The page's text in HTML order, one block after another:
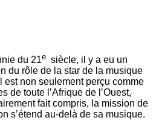
du 21e siècle, il y a eu un
du rôle de la star de la musique
non seulement perçu comme
de toute l’Afrique de l’Ouest,
fait compris, la mission de
s’étend au-delà de sa musique.